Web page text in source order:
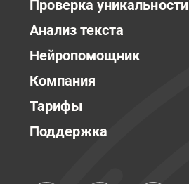
Проверка уникальности
Анализ текста
Нейропомощник
Компания
Тарифы
Поддержка